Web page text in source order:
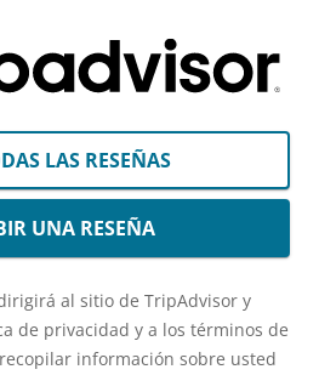
LAS RESEÑAS
UNA RESEÑA
al sitio de TripAdvisor y
de privacidad y a los términos de
información sobre usted